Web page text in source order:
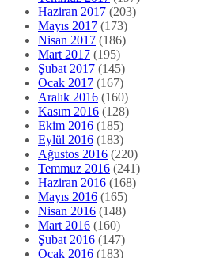
Haziran 2017 (203)
Mayıs 2017 (173)
Nisan 2017 (186)
Mart 2017 (195)
Şubat 2017 (145)
Ocak 2017 (167)
Aralık 2016 (160)
Kasım 2016 (128)
Ekim 2016 (185)
Eylül 2016 (183)
Ağustos 2016 (220)
Temmuz 2016 (241)
Haziran 2016 (168)
Mayıs 2016 (165)
Nisan 2016 (148)
Mart 2016 (160)
Şubat 2016 (147)
Ocak 2016 (183)